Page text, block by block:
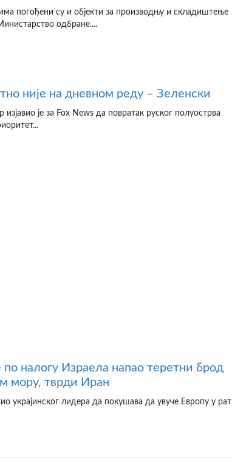
погођени су и објекти за производњу и складиштење
одбране....
није на дневном реду – Зеленски
изјавио је за Fox News да повратак руског полуострва
по налогу Израела напао теретни брод
мору, тврди Иран
украјинског лидера да покушава да увуче Европу у рат